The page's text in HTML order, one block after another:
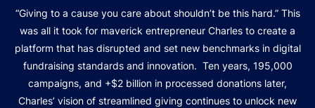
“Giving to a cause you care about shouldn’t be this hard.” This
was all it took for maverick entrepreneur Charles to create a
platform that has disrupted and set new benchmarks in digital
fundraising standards and innovation. Ten years, 195,000
campaigns, and +$2 billion in processed donations later,
Charles’ vision of streamlined giving continues to unlock new